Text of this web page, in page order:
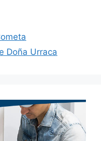
Doña Urraca